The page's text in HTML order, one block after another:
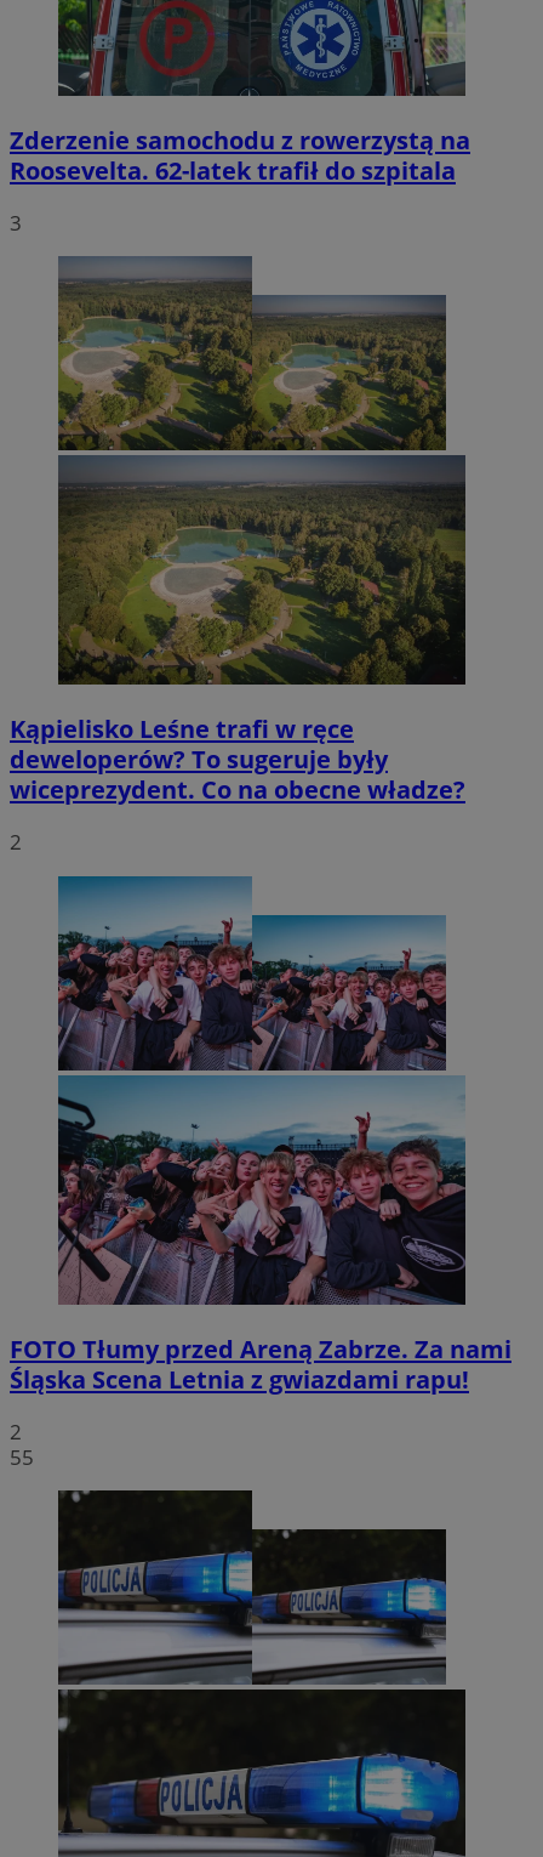
Zderzenie samochodu z rowerzystą na
Roosevelta. 62-latek trafił do szpitala
3
Kąpielisko Leśne trafi w ręce
deweloperów? To sugeruje były
wiceprezydent. Co na obecne władze?
2
FOTO Tłumy przed Areną Zabrze. Za nami
Śląska Scena Letnia z gwiazdami rapu!
2
55